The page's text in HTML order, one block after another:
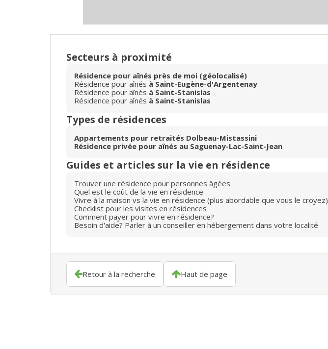
Secteurs à proximité
Résidence pour aînés près de moi (géolocalisé)
Résidence pour aînés à Saint-Eugène-d'Argentenay
Résidence pour aînés à Saint-Stanislas
Résidence pour aînés à Saint-Stanislas
Types de résidences
Appartements pour retraités Dolbeau-Mistassini
Résidence privée pour aînés au Saguenay-Lac-Saint-Jean
Guides et articles sur la vie en résidence
Trouver une résidence pour personnes âgées
Quel est le coût de la vie en résidence
Vivre à la maison vs la vie en résidence (plus abordable que vous le croyez)
Checklist pour les visites en résidences
Comment payer pour vivre en résidence?
Besoin d'aide? Parler à un conseiller en hébergement dans votre localité
Retour à la recherche Haut de page